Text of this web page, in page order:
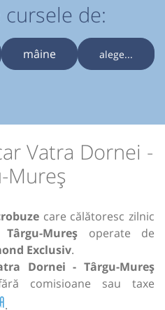
de:
mâine alege...
Vatra Dornei -
Mureș
care călătoresc zilnic
Târgu-Mureș operate de
Exclusiv.
Dornei - Târgu-Mureș
comisioane sau taxe
.